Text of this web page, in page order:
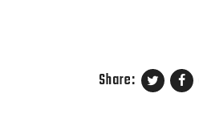
Share: